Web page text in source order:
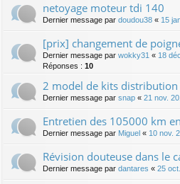
netoyage moteur tdi 140
Dernier message par doudou38 « 15
[prix] changement de
Dernier message par wokky31 « 18
Réponses : 10
2 model de kits
Dernier message par snap « 21 nov.
Entretien des 105000 km
Dernier message par Miguel « 10 nov.
Révision douteuse dans le
Dernier message par dantares « 25